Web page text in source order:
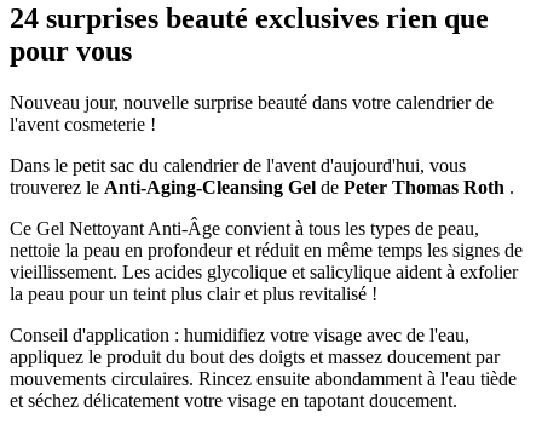
24 surprises beauté exclusives rien que
pour vous
Nouveau jour, nouvelle surprise beauté dans votre calendrier de
l'avent cosmeterie !
Dans le petit sac du calendrier de l'avent d'aujourd'hui, vous
trouverez le Anti-Aging-Cleansing Gel de Peter Thomas Roth .
Ce Gel Nettoyant Anti-Âge convient à tous les types de peau,
nettoie la peau en profondeur et réduit en même temps les signes de
vieillissement. Les acides glycolique et salicylique aident à exfolier
la peau pour un teint plus clair et plus revitalisé !
Conseil d'application : humidifiez votre visage avec de l'eau,
appliquez le produit du bout des doigts et massez doucement par
mouvements circulaires. Rincez ensuite abondamment à l'eau tiède
et séchez délicatement votre visage en tapotant doucement.